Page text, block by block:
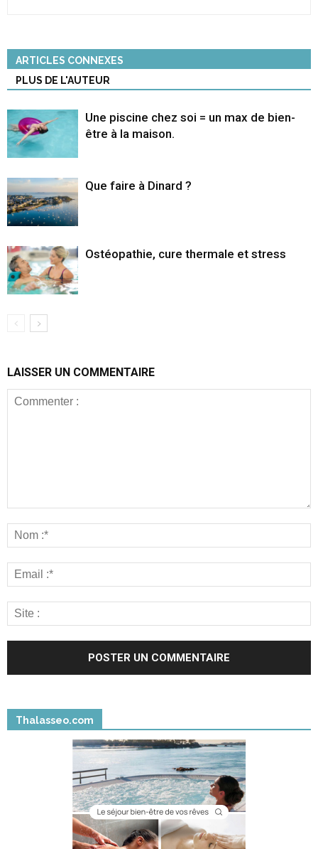
ARTICLES CONNEXES
PLUS DE L'AUTEUR
Une piscine chez soi = un max de bien-
être à la maison.
Que faire à Dinard ?
Ostéopathie, cure thermale et stress
LAISSER UN COMMENTAIRE
Thalasseo.com